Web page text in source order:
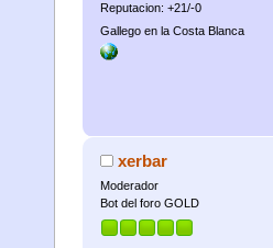
Reputacion: +21/-0
Gallego en la Costa Blanca
xerbar
Moderador
Bot del foro GOLD